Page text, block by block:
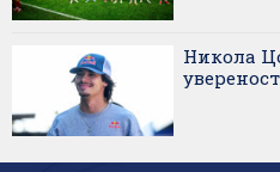
Никола
увереност